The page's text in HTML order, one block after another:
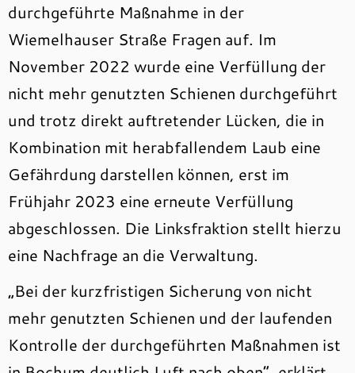
durchgeführte Maßnahme in der
Wiemelhauser Straße Fragen auf. Im
November 2022 wurde eine Verfüllung der
nicht mehr genutzten Schienen durchgeführt
und trotz direkt auftretender Lücken, die in
Kombination mit herabfallendem Laub eine
Gefährdung darstellen können, erst im
Frühjahr 2023 eine erneute Verfüllung
abgeschlossen. Die Linksfraktion stellt hierzu
eine Nachfrage an die Verwaltung.
„Bei der kurzfristigen Sicherung von nicht
mehr genutzten Schienen und der laufenden
Kontrolle der durchgeführten Maßnahmen ist